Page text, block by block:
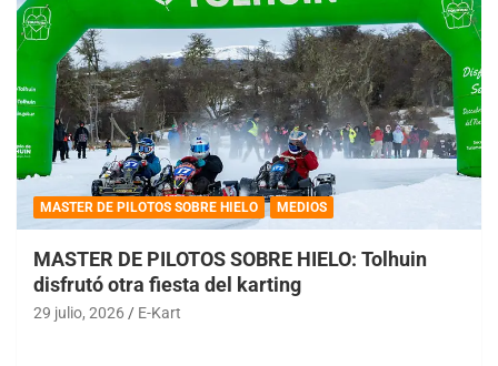
MASTER DE PILOTOS SOBRE HIELO MEDIOS
MASTER DE PILOTOS SOBRE HIELO: Tolhuin
disfrutó otra fiesta del karting
29 julio, 2026 E-Kart